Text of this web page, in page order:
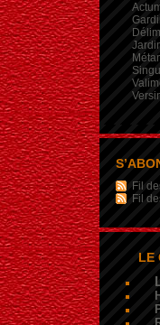
Fil
Fil
LE